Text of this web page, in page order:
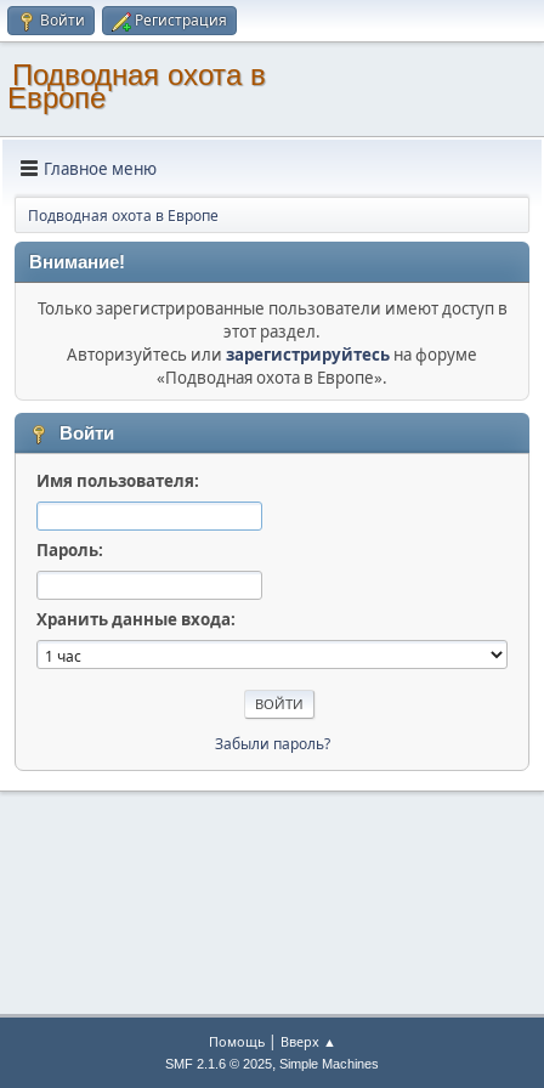
Войти Регистрация
Подводная охота в
Европе
Главное меню
Подводная охота в Европе
Внимание!
Только зарегистрированные пользователи имеют доступ в
этот раздел.
Авторизуйтесь или зарегистрируйтесь на форуме
«Подводная охота в Европе».
Войти
Имя пользователя:
Пароль:
Хранить данные входа:
Забыли пароль?
Помощь| Вверх ▲
SMF 2.1.6 © 2025, Simple Machines